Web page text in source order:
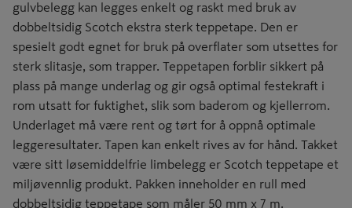
gulvbelegg kan legges enkelt og raskt med bruk av
dobbeltsidig Scotch ekstra sterk teppetape. Den er
spesielt godt egnet for bruk på overflater som utsettes for
sterk slitasje, som trapper. Teppetapen forblir sikkert på
plass på mange underlag og gir også optimal festekraft i
rom utsatt for fuktighet, slik som baderom og kjellerrom.
Underlaget må være rent og tørt for å oppnå optimale
leggeresultater. Tapen kan enkelt rives av for hånd. Takket
være sitt løsemiddelfrie limbelegg er Scotch teppetape et
miljøvennlig produkt. Pakken inneholder en rull med
dobbeltsidig teppetape som måler 50 mm x 7 m.